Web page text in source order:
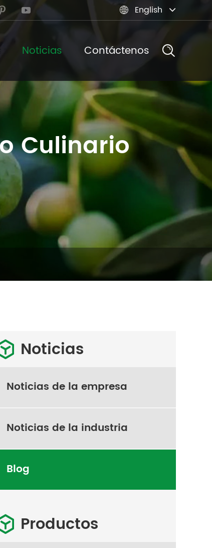
  English
Noticias Contáctenos
Culinario
Noticias
Noticias de la empresa
Noticias de la industria
Blog
Productos